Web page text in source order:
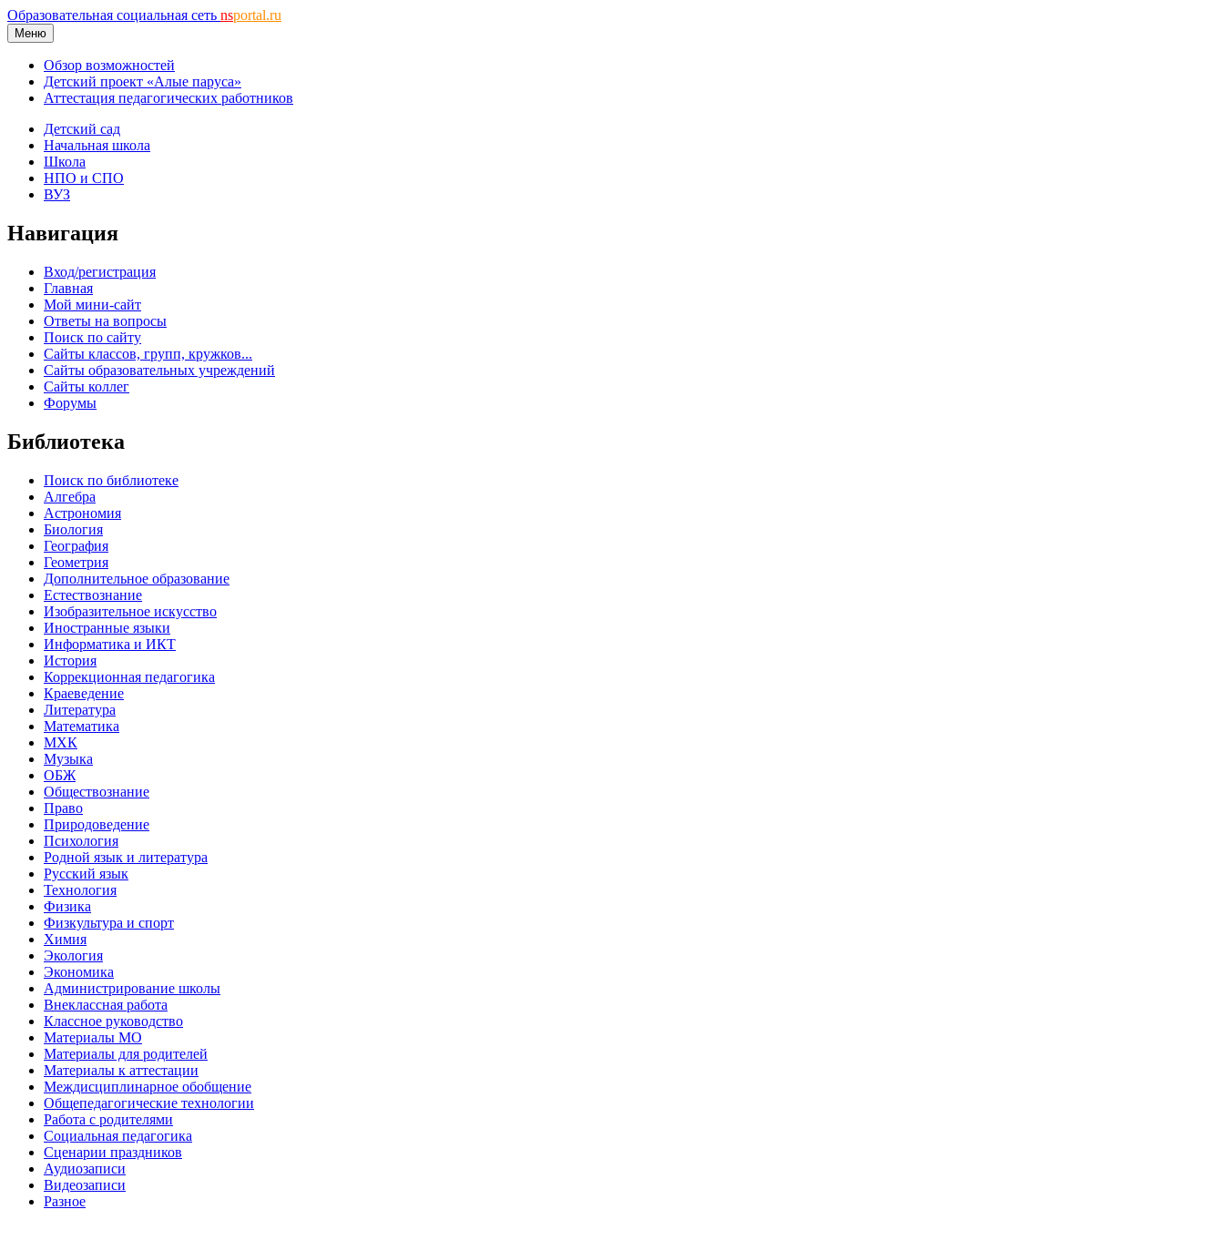
Образовательная социальная сеть nsportal.ru
Меню
Обзор возможностей
Детский проект «Алые паруса»
Аттестация педагогических работников
Детский сад
Начальная школа
Школа
НПО и СПО
ВУЗ
Навигация
Вход/регистрация
Главная
Мой мини-сайт
Ответы на вопросы
Поиск по сайту
Сайты классов, групп, кружков...
Сайты образовательных учреждений
Сайты коллег
Форумы
Библиотека
Поиск по библиотеке
Алгебра
Астрономия
Биология
География
Геометрия
Дополнительное образование
Естествознание
Изобразительное искусство
Иностранные языки
Информатика и ИКТ
История
Коррекционная педагогика
Краеведение
Литература
Математика
МХК
Музыка
ОБЖ
Обществознание
Право
Природоведение
Психология
Родной язык и литература
Русский язык
Технология
Физика
Физкультура и спорт
Химия
Экология
Экономика
Администрирование школы
Внеклассная работа
Классное руководство
Материалы МО
Материалы для родителей
Материалы к аттестации
Междисциплинарное обобщение
Общепедагогические технологии
Работа с родителями
Социальная педагогика
Сценарии праздников
Аудиозаписи
Видеозаписи
Разное